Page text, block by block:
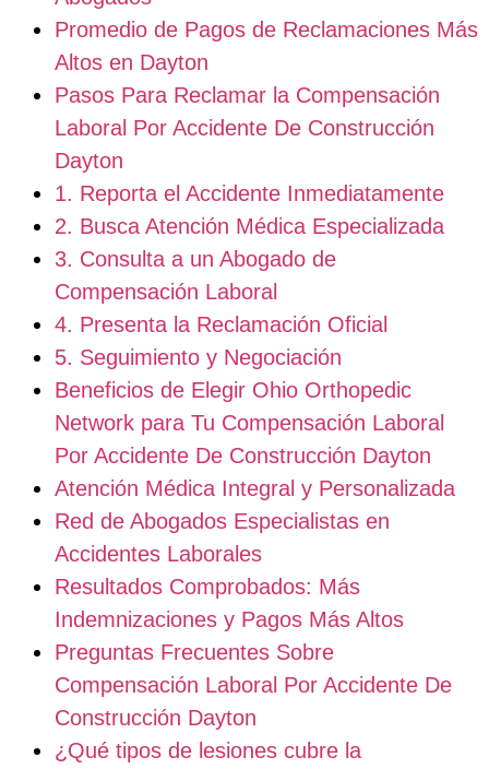
Promedio de Pagos de Reclamaciones Más
Altos en Dayton
Pasos Para Reclamar la Compensación
Laboral Por Accidente De Construcción
Dayton
1. Reporta el Accidente Inmediatamente
2. Busca Atención Médica Especializada
3. Consulta a un Abogado de
Compensación Laboral
4. Presenta la Reclamación Oficial
5. Seguimiento y Negociación
Beneficios de Elegir Ohio Orthopedic
Network para Tu Compensación Laboral
Por Accidente De Construcción Dayton
Atención Médica Integral y Personalizada
Red de Abogados Especialistas en
Accidentes Laborales
Resultados Comprobados: Más
Indemnizaciones y Pagos Más Altos
Preguntas Frecuentes Sobre
Compensación Laboral Por Accidente De
Construcción Dayton
¿Qué tipos de lesiones cubre la